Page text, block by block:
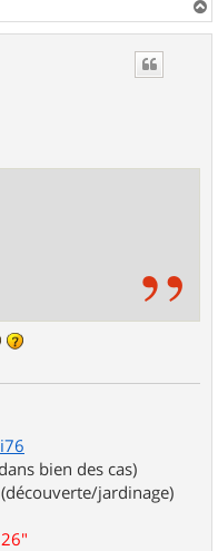
a
bien des cas)
(découverte/jardinage)